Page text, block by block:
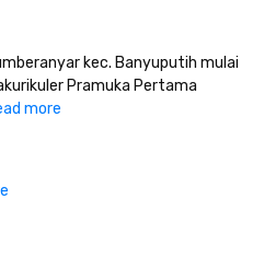
kec. Banyuputih mulai
Pramuka Pertama
more